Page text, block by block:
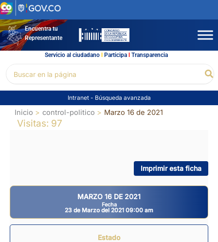
Ir
al
contenidoEncuentra tu
Representante
Servicio al ciudadano l Participal Transparencia
por:
Intranet - Búsqueda avanzada
Inicio control-politico Marzo 16 de 2021
Visitas: 97
Imprimir esta ficha
MARZO 16 DE 2021
Fecha
23 de Marzo del 2021 09:00 am
Estado